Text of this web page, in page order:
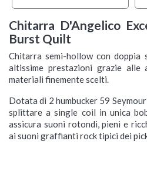
Chitarra D'Angelico
Burst Quilt
Chitarra semi-hollow con doppia
altissime prestazioni grazie
materiali finemente scelti.
Dotata di 2 humbucker 59
splittare a single coil in unica
assicura suoni rotondi, pieni e
ai suoni graffianti rock tipici dei